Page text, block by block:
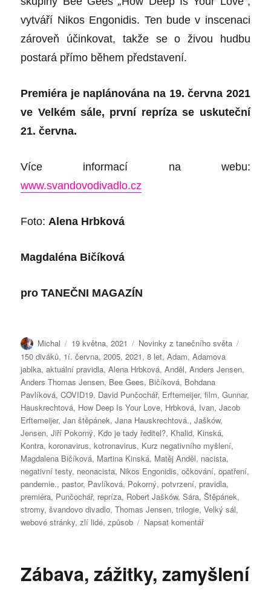
vytváří Nikos Engonidis. Ten bude v inscenaci
zároveň účinkovat, takže se o živou hudbu
postará přímo během představení.
Premiéra je naplánována na 19. června 2021
ve Velkém sále, první repríza se uskuteční
21. června.
Více informací na webu:
www.svandovodivadlo.cz
Foto:Alena Hrbková
Magdaléna Bičíková
pro TANEČNI MAGAZÍN
Autor:
Michal Publikováno:
19 května, 2021 Rubriky:
Novinky z tanečního světa
150 diváků, 1í. června,2005,2021,8 let,Adam,Adamova
jablka,aktuální pravidla,Alena Hrbková,Anděl,Anders Jensen,
Anders Thomas Jensen, Bee Gees, Bičíková, Bohdana
Pavlíková,COVID19, David Punčochář, Erftemeijer,film,Gunnar,
Hauskrechtová, How Deep Is Your Love, Hrbková, Ivan,Jacob
Erftemeijer,Jan štěpánek,Jana Hauskrechtová.,Jašków,
Jensen,Jiří Pokorný, Kdo je tady ředitel?, Khalid, Kinská,
Kontra,koronavirus,kotronavirus, Kurz negativního myšlení,
Magdalena Bičíková, Martina Kinská, Matěj Anděl, nacista,
negativní testy, neonacista, Nikos Engonidis,očkování,opatření,
pandemie.,pastor, Pavlíková, Pokorný,potvrzení,pravidla,
premiéra, Punčochář, repríza, Robert Jašków,Sára,Štěpánek,
stromy,švandovo divadlo,Thomas Jensen,trilogie,Velký sál,
webové stránky,zlí lidé,způsob Napsat komentářpro
JAŠKÓW
s
Zábava, zážitky, zamyšlení